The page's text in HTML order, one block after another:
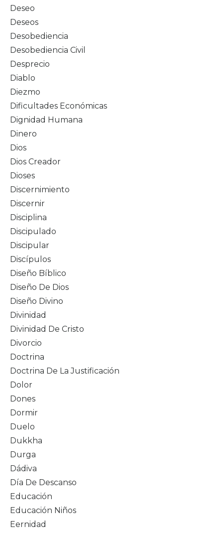
Deseo
Deseos
Desobediencia
Desobediencia Civil
Desprecio
Diablo
Diezmo
Dificultades Económicas
Dignidad Humana
Dinero
Dios
Dios Creador
Dioses
Discernimiento
Discernir
Disciplina
Discipulado
Discipular
Discípulos
Diseño Bíblico
Diseño De Dios
Diseño Divino
Divinidad
Divinidad De Cristo
Divorcio
Doctrina
Doctrina De La Justificación
Dolor
Dones
Dormir
Duelo
Dukkha
Durga
Dádiva
Día De Descanso
Educación
Educación Niños
Eernidad